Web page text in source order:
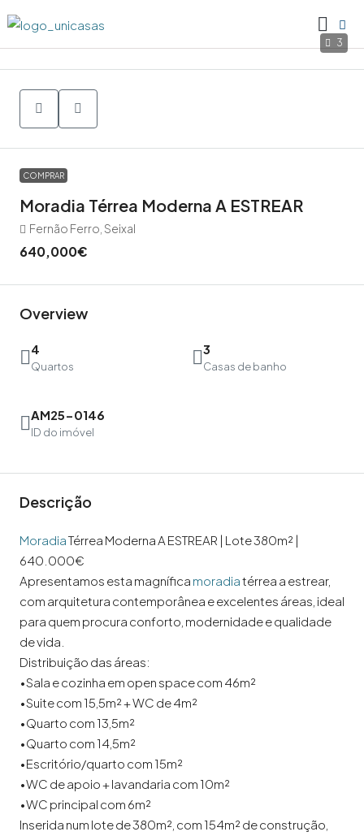
3
COMPRAR
Moradia Térrea Moderna A ESTREAR
Fernão Ferro, Seixal
640,000€
Overview
4
Quartos
3
Casas de banho
AM25-0146
ID do imóvel
Descrição
MoradiaTérrea Moderna A ESTREAR | Lote 380m² |
640.000€
Apresentamos esta magnífica moradiatérrea a estrear,
com arquitetura contemporânea e excelentes áreas, ideal
para quem procura conforto, modernidade e qualidade
de vida.
Distribuição das áreas:
•Sala e cozinha em open space com 46m²
•Suite com 15,5m² + WC de 4m²
•Quarto com 13,5m²
•Quarto com 14,5m²
•Escritório/quarto com 15m²
•WC de apoio + lavandaria com 10m²
•WC principal com 6m²
Inserida num lote de 380m², com 154m² de construção,